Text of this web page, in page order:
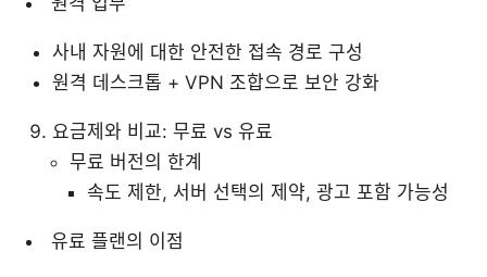
사내 자원에 대한 안전한 접속 경로 구성
원격 데스크톱 + VPN 조합으로 보안 강화
요금제와 비교: 무료 vs 유료
무료 버전의 한계
속도 제한, 서버 선택의 제약, 광고 포함 가능성
유료 플랜의 이점